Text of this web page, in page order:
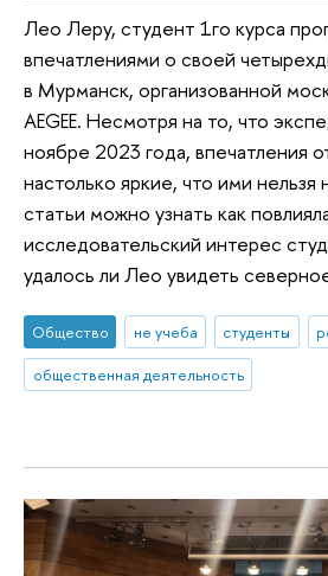
Лео Леру, студент 1го курса
впечатлениями о своей
в Мурманск, организованной
AEGEE. Несмотря на то, что
ноябре 2023 года, впечатления
настолько яркие, что ими нельзя
статьи можно узнать как
исследовательский интерес
удалось ли Лео увидеть
Общество не учеба студенты
общественная деятельность